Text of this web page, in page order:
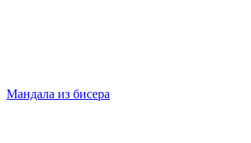
Мандала из бисера